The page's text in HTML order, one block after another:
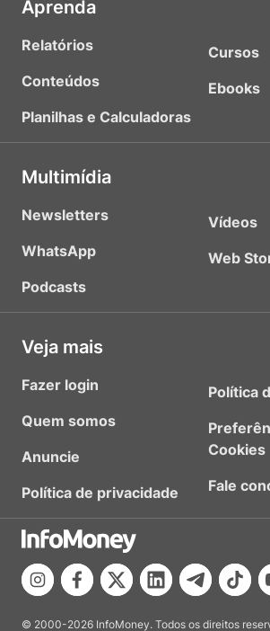
Aprenda
Relatórios
Conteúdos
Planilhas e Calculadoras
Cursos
Ebooks
Multimídia
Newsletters
WhatsApp
Podcasts
Vídeos
Web
Veja mais
Fazer login
Quem somos
Anuncie
Política de privacidade
Política
Cookies
Fale
© 2000-2026 InfoMoney. Todos os direitos